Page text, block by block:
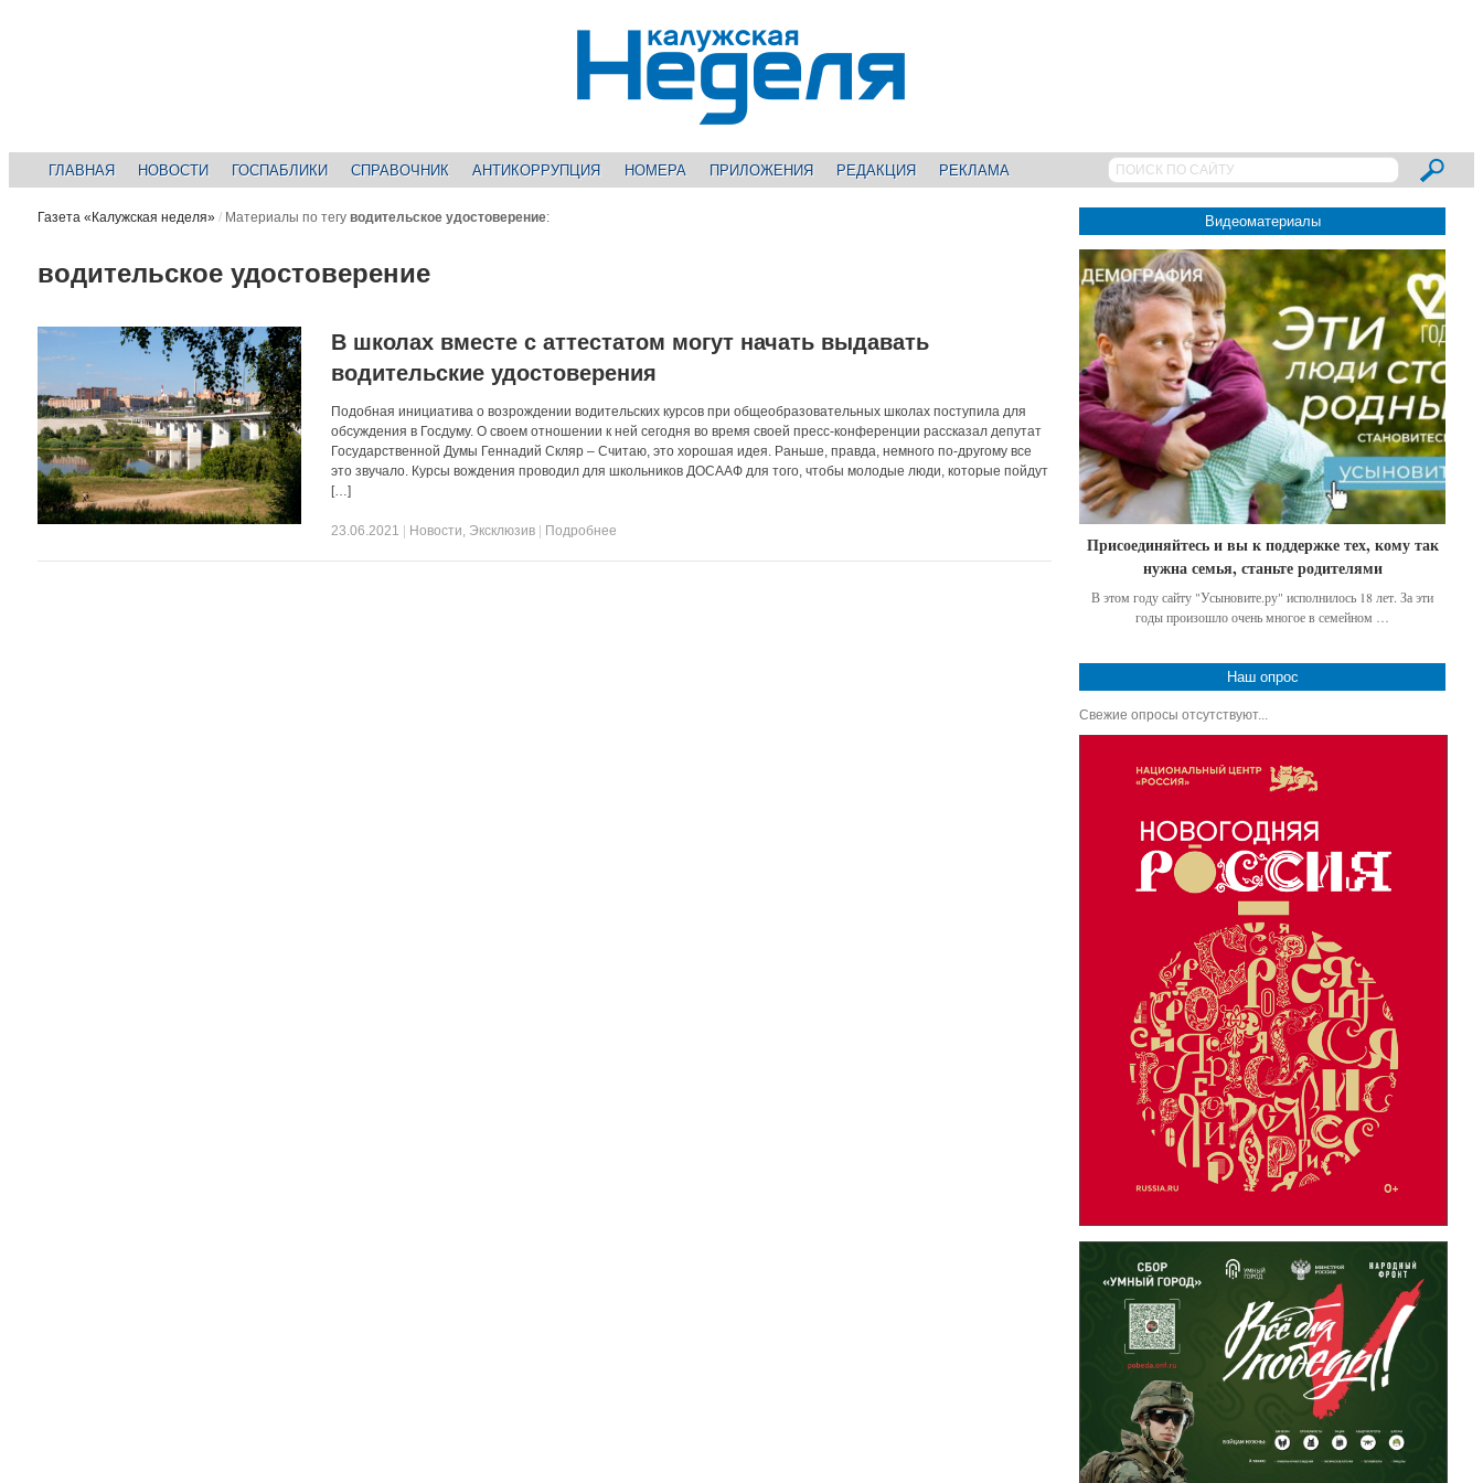
ГЛАВНАЯ НОВОСТИ ГОСПАБЛИКИ СПРАВОЧНИК АНТИКОРРУПЦИЯ НОМЕРА ПРИЛОЖЕНИЯ РЕДАКЦИЯ РЕКЛАМА
Газета «Калужская неделя» / Материалы по тегу водительское удостоверение:
водительское удостоверение
В школах вместе с аттестатом могут начать выдавать
водительские удостоверения
Подобная инициатива о возрождении водительских курсов при общеобразовательных школах поступила для
обсуждения в Госдуму. О своем отношении к ней сегодня во время своей пресс-конференции рассказал депутат
Государственной Думы Геннадий Скляр – Считаю, это хорошая идея. Раньше, правда, немного по-другому все
это звучало. Курсы вождения проводил для школьников ДОСААФ для того, чтобы молодые люди, которые пойдут
[…]
23.06.2021 Новости, Эксклюзив Подробнее
Видеоматериалы
Присоединяйтесь и вы к поддержке тех, кому так
нужна семья, станьте родителями
В этом году сайту "Усыновите.ру" исполнилось 18 лет. За эти
годы произошло очень многое в семейном …
Наш опрос
Свежие опросы отсутствуют...